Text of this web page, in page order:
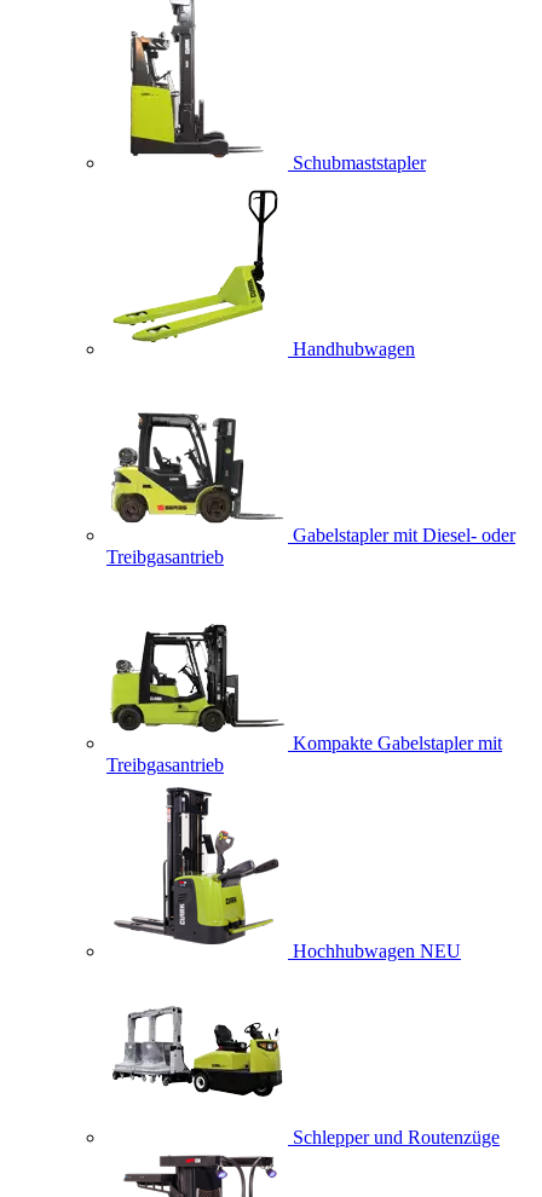
Schubmaststapler
Handhubwagen
Gabelstapler mit Diesel- oder
Treibgasantrieb
Kompakte Gabelstapler mit
Treibgasantrieb
Hochhubwagen NEU
Schlepper und Routenzüge